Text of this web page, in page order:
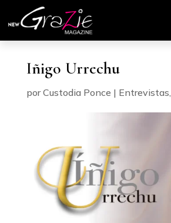
Iñigo Urrechu
porCustodia Ponce | Entrevistas,